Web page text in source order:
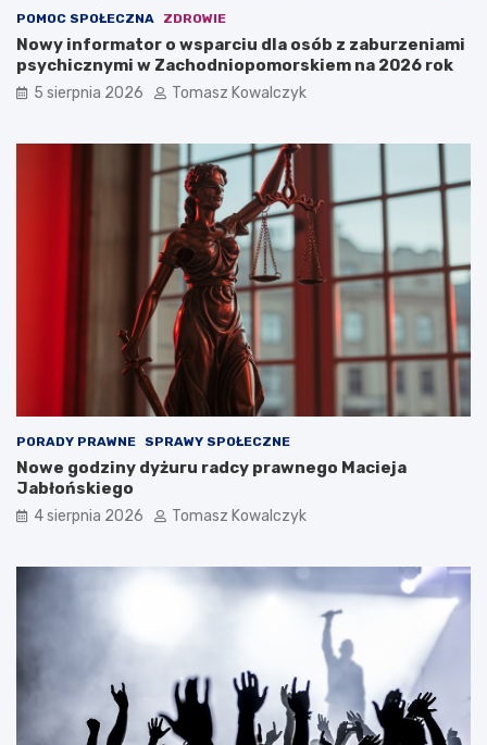
POMOC SPOŁECZNA ZDROWIE
Nowy informator o wsparciu dla osób z zaburzeniami
psychicznymi w Zachodniopomorskiem na 2026 rok
5 sierpnia 2026 Tomasz Kowalczyk
PORADY PRAWNE SPRAWY SPOŁECZNE
Nowe godziny dyżuru radcy prawnego Macieja
Jabłońskiego
4 sierpnia 2026 Tomasz Kowalczyk